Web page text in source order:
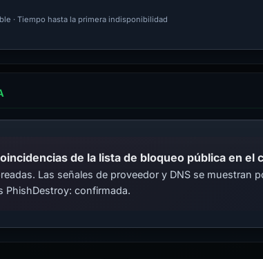
· Tiempo hasta la primera indisponibilidad
de la lista de bloqueo pública en el
Las señales de proveedor y DNS se muestran
PhishDestroy: confirmada.